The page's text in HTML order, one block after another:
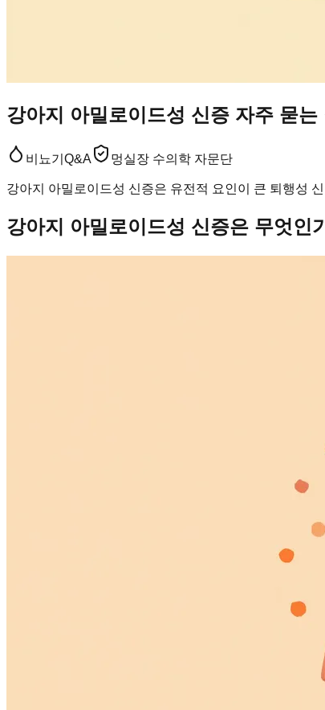
강아지 아밀로이드성 신증 자주 묻
비뇨기 Q&A 멍실장 수의학 자문단
강아지 아밀로이드성 신증은 유전적 요인이 큰 퇴행성
강아지 아밀로이드성 신증은 무엇인